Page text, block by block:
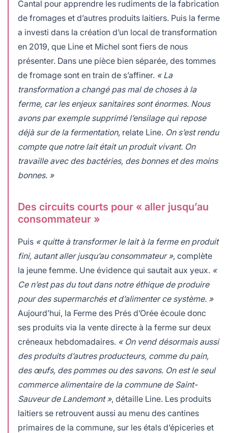
Cantal pour apprendre les rudiments de la fabrication
de fromages et d’autres produits laitiers. Puis la ferme
a investi dans la création d’un local de transformation
en 2019, que Line et Michel sont fiers de nous
présenter. Dans une pièce bien séparée, des tommes
de fromage sont en train de s’affiner. « La
transformation a changé pas mal de choses à la
ferme, car les enjeux sanitaires sont énormes. Nous
avons par exemple supprimé l’ensilage qui repose
déjà sur de la fermentation, relate Line. On s’est rendu
compte que notre lait était un produit vivant. On
travaille avec des bactéries, des bonnes et des moins
bonnes. »
Des circuits courts pour « aller jusqu’au
consommateur »
Puis « quitte à transformer le lait à la ferme en produit
fini, autant aller jusqu’au consommateur », complète
la jeune femme. Une évidence qui sautait aux yeux. «
Ce n’est pas du tout dans notre éthique de produire
pour des supermarchés et d’alimenter ce système. »
Aujourd’hui, la Ferme des Prés d’Orée écoule donc
ses produits via la vente directe à la ferme sur deux
créneaux hebdomadaires. « On vend désormais aussi
des produits d’autres producteurs, comme du pain,
des œufs, des pommes ou des savons. On est le seul
commerce alimentaire de la commune de Saint-
Sauveur de Landemont », détaille Line. Les produits
laitiers se retrouvent aussi au menu des cantines
primaires de la commune, sur les étals d’épiceries et